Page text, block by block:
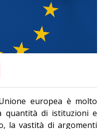
europea è molto
quantità di istituzioni e
la vastità di argomenti